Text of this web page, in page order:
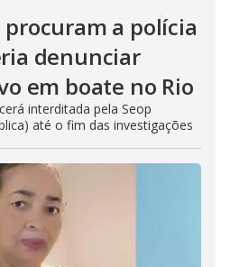
a polícia
denunciar
em boate no Rio
interditada pela Seop
até o fim das investigações